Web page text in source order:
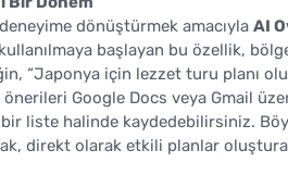
dönüştürmek amacıyla AI
başlayan bu özellik,
“Japonya için lezzet turu planı
Google Docs veya Gmail
liste halinde kaydedebilirsiniz.
direkt olarak etkili planlar